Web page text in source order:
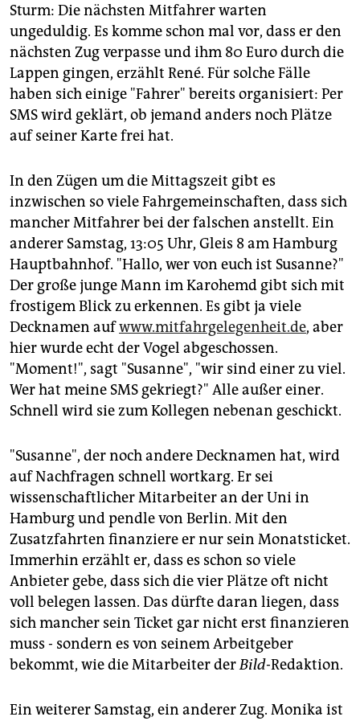
Sturm: Die nächsten Mitfahrer warten
ungeduldig. Es komme schon mal vor, dass er den
nächsten Zug verpasse und ihm 80 Euro durch die
Lappen gingen, erzählt René. Für solche Fälle
haben sich einige "Fahrer" bereits organisiert: Per
SMS wird geklärt, ob jemand anders noch Plätze
auf seiner Karte frei hat.
In den Zügen um die Mittagszeit gibt es
inzwischen so viele Fahrgemeinschaften, dass sich
mancher Mitfahrer bei der falschen anstellt. Ein
anderer Samstag, 13:05 Uhr, Gleis 8 am Hamburg
Hauptbahnhof. "Hallo, wer von euch ist Susanne?"
Der große junge Mann im Karohemd gibt sich mit
frostigem Blick zu erkennen. Es gibt ja viele
Decknamen aufwww.mitfahrgelegenheit.de, aber
hier wurde echt der Vogel abgeschossen.
"Moment!", sagt "Susanne", "wir sind einer zu viel.
Wer hat meine SMS gekriegt?" Alle außer einer.
Schnell wird sie zum Kollegen nebenan geschickt.
"Susanne", der noch andere Decknamen hat, wird
auf Nachfragen schnell wortkarg. Er sei
wissenschaftlicher Mitarbeiter an der Uni in
Hamburg und pendle von Berlin. Mit den
Zusatzfahrten finanziere er nur sein Monatsticket.
Immerhin erzählt er, dass es schon so viele
Anbieter gebe, dass sich die vier Plätze oft nicht
voll belegen lassen. Das dürfte daran liegen, dass
sich mancher sein Ticket gar nicht erst finanzieren
muss - sondern es von seinem Arbeitgeber
bekommt, wie die Mitarbeiter derBild-Redaktion.
Ein weiterer Samstag, ein anderer Zug. Monika ist